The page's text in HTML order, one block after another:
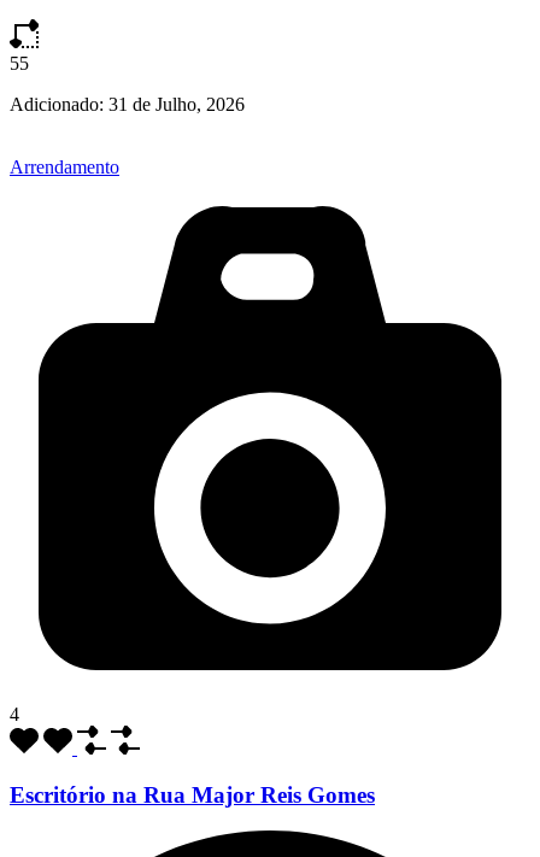
55
Adicionado: 31 de Julho, 2026
Arrendamento
4
Escritório na Rua Major Reis Gomes